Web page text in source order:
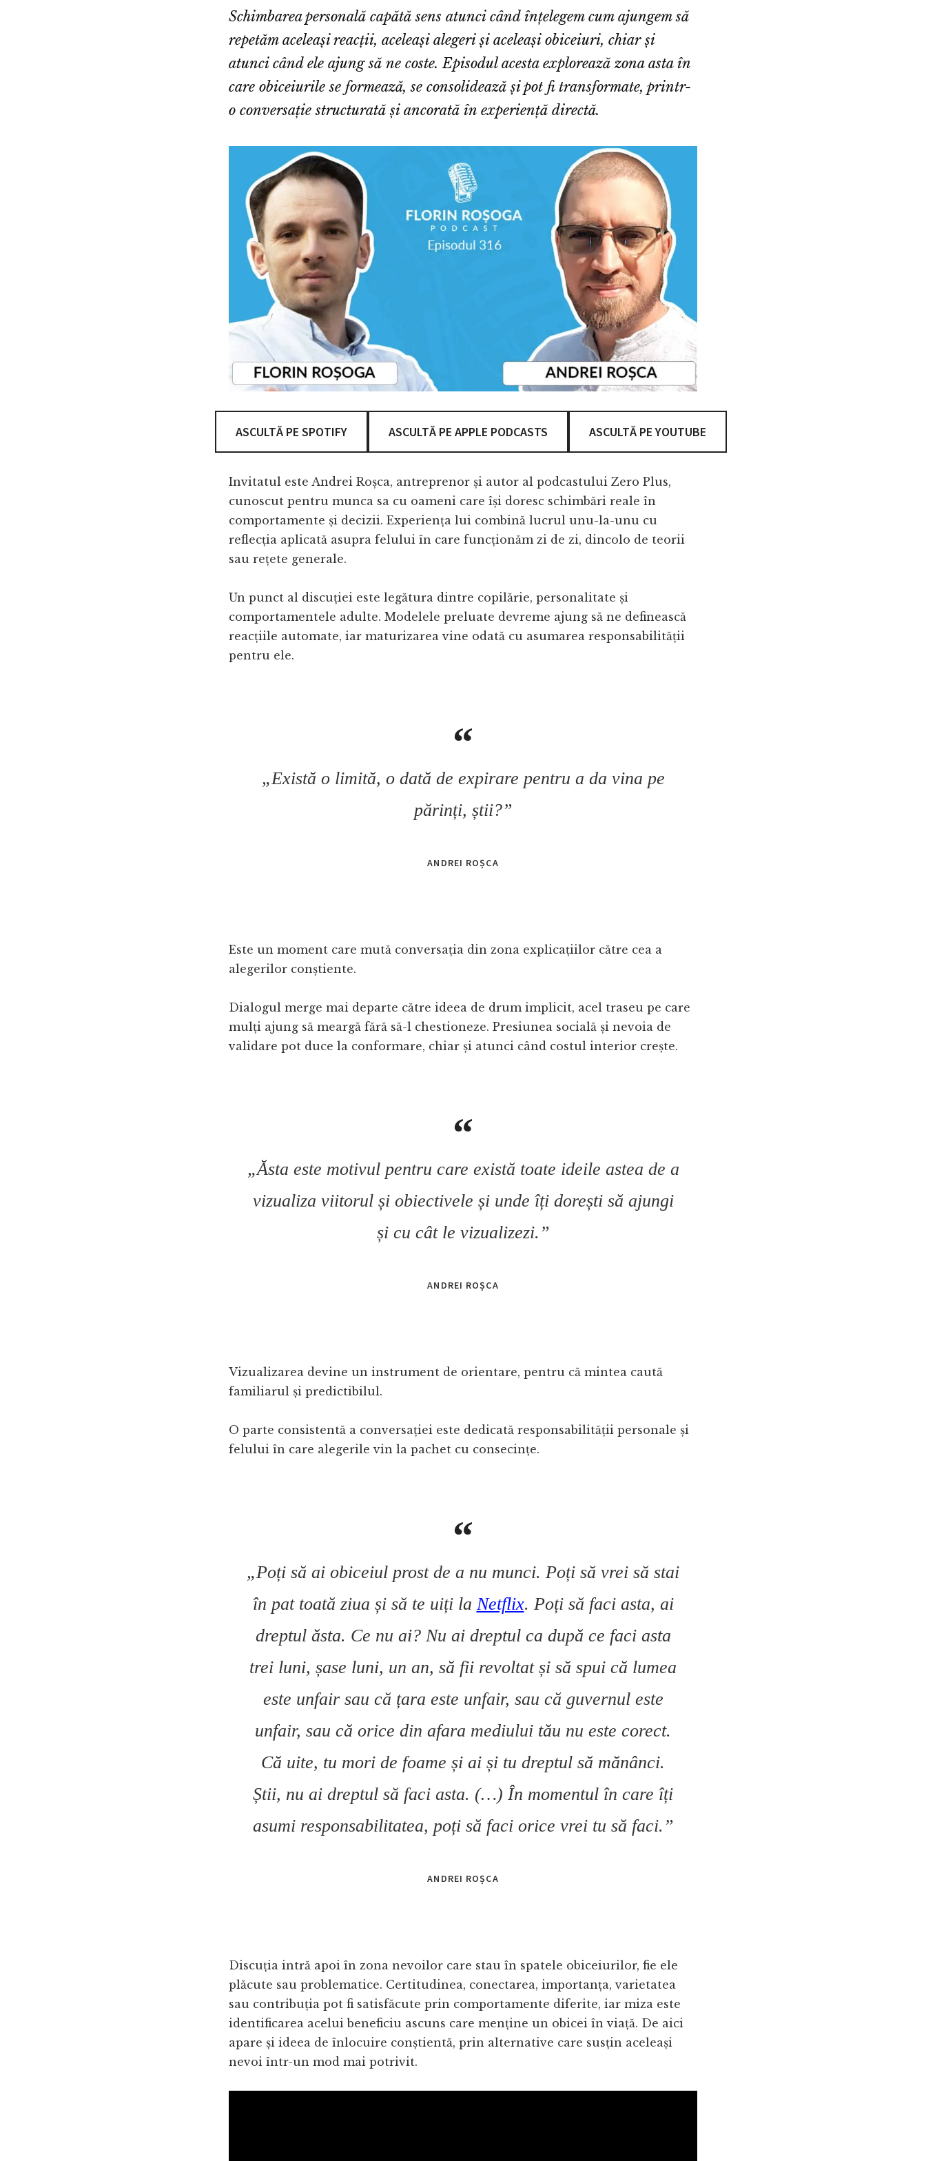
Schimbarea personală capătă sens atunci când înțelegem cum ajungem să
repetăm aceleași reacții, aceleași alegeri și aceleași obiceiuri, chiar și
atunci când ele ajung să ne coste. Episodul acesta explorează zona asta în
care obiceiurile se formează, se consolidează și pot fi transformate, printr-
o conversație structurată și ancorată în experiență directă.
ASCULTĂ PE SPOTIFY ASCULTĂ PE APPLE PODCASTS ASCULTĂ PE YOUTUBE
Invitatul este Andrei Roșca, antreprenor și autor al podcastului Zero Plus,
cunoscut pentru munca sa cu oameni care își doresc schimbări reale în
comportamente și decizii. Experiența lui combină lucrul unu-la-unu cu
reflecția aplicată asupra felului în care funcționăm zi de zi, dincolo de teorii
sau rețete generale.
Un punct al discuției este legătura dintre copilărie, personalitate și
comportamentele adulte. Modelele preluate devreme ajung să ne definească
reacțiile automate, iar maturizarea vine odată cu asumarea responsabilității
pentru ele.
„Există o limită, o dată de expirare pentru a da vina pe
părinți, știi?”
ANDREI ROȘCA
Este un moment care mută conversația din zona explicațiilor către cea a
alegerilor conștiente.
Dialogul merge mai departe către ideea de drum implicit, acel traseu pe care
mulți ajung să meargă fără să-l chestioneze. Presiunea socială și nevoia de
validare pot duce la conformare, chiar și atunci când costul interior crește.
„Ăsta este motivul pentru care există toate ideile astea de a
vizualiza viitorul și obiectivele și unde îți dorești să ajungi
și cu cât le vizualizezi.”
ANDREI ROȘCA
Vizualizarea devine un instrument de orientare, pentru că mintea caută
familiarul și predictibilul.
O parte consistentă a conversației este dedicată responsabilității personale și
felului în care alegerile vin la pachet cu consecințe.
„Poți să ai obiceiul prost de a nu munci. Poți să vrei să stai
în pat toată ziua și să te uiți la Netflix. Poți să faci asta, ai
dreptul ăsta. Ce nu ai? Nu ai dreptul ca după ce faci asta
trei luni, șase luni, un an, să fii revoltat și să spui că lumea
este unfair sau că țara este unfair, sau că guvernul este
unfair, sau că orice din afara mediului tău nu este corect.
Că uite, tu mori de foame și ai și tu dreptul să mănânci.
Știi, nu ai dreptul să faci asta. (…) În momentul în care îți
asumi responsabilitatea, poți să faci orice vrei tu să faci.”
ANDREI ROȘCA
Discuția intră apoi în zona nevoilor care stau în spatele obiceiurilor, fie ele
plăcute sau problematice. Certitudinea, conectarea, importanța, varietatea
sau contribuția pot fi satisfăcute prin comportamente diferite, iar miza este
identificarea acelui beneficiu ascuns care menține un obicei în viață. De aici
apare și ideea de înlocuire conștientă, prin alternative care susțin aceleași
nevoi într-un mod mai potrivit.